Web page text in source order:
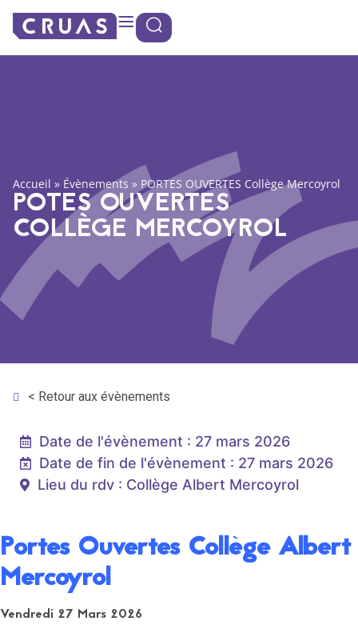
Panneau de gestion des cookies
Accueil » Évènements » PORTES OUVERTES Collège Mercoyrol
POTES OUVERTES
COLLÈGE MERCOYROL
< Retour aux évènements
Date de l'évènement : 27 mars 2026
Date de fin de l'évènement : 27 mars 2026
Lieu du rdv : Collège Albert Mercoyrol
Portes Ouvertes Collège Albert
Mercoyrol
Vendredi 27 Mars 2026